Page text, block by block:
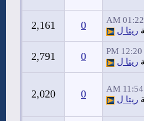
01:22 AM
ريتا ل 0
2,161
12:20 PM
ريتا ل 0
2,791
11:54 AM
ريتا ل 0
2,020